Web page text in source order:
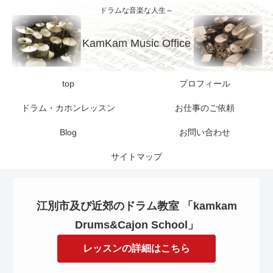
ドラムな音楽な人生～
KamKam Music Office
top プロフィール
ドラム・カホンレッスン お仕事のご依頼
Blog お問い合わせ
サイトマップ
江別市及び近郊のドラム教室 「kamkam
Drums&Cajon School」
レッスンの詳細はこちら